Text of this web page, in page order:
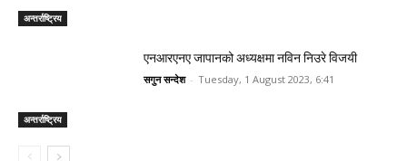
अन्तर्राष्ट्रिय
अन्तर्राष्ट्रिय
एनआरएनए जापानको अध्यक्षमा नविन निउरे विजयी
सगुन सन्देश - Tuesday, 1 August 2023, 6:41